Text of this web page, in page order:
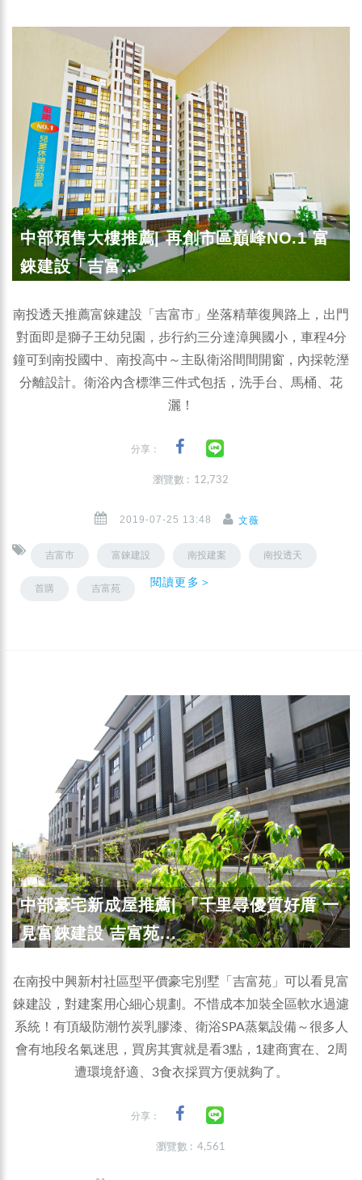
中部預售大樓推薦| 再創市區巔峰NO.1 富
錸建設「吉富...
南投透天推薦富錸建設「吉富市」坐落精華復興路上，出門
對面即是獅子王幼兒園，步行約三分達漳興國小，車程4分
鐘可到南投國中、南投高中～主臥衛浴間間開窗，內採乾溼
分離設計。衛浴內含標準三件式包括，洗手台、馬桶、花
灑！
分享：
瀏覽數 : 12,732
2019-07-25 13:48 文薇
吉富市 富錸建設 南投建案 南投透天
首購 吉富苑 閱讀更多＞
中部豪宅新成屋推薦| 「千里尋優質好厝 一
見富錸建設 吉富苑...
在南投中興新村社區型平價豪宅別墅「吉富苑」可以看見富
錸建設，對建案用心細心規劃。不惜成本加裝全區軟水過濾
系統！有頂級防潮竹炭乳膠漆、衛浴SPA蒸氣設備～很多人
會有地段名氣迷思，買房其實就是看3點，1建商實在、2周
遭環境舒適、3食衣採買方便就夠了。
分享：
瀏覽數 : 4,561